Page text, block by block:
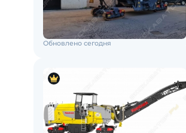
Обновлено сегодня